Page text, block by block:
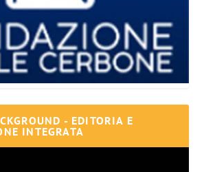
- EDITORIA E
INTEGRATA